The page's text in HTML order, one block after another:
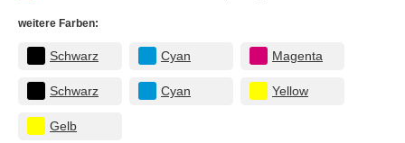
weitere Farben:
Schwarz Cyan Magenta
Schwarz Cyan Yellow
Gelb